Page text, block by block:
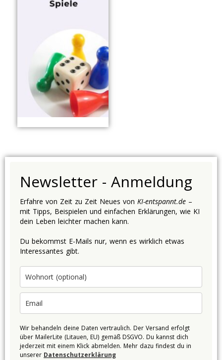
Newsletter - Anmeldung
Erfahre von Zeit zu Zeit Neues von KI-entspannt.de –
mit Tipps, Beispielen und einfachen Erklärungen, wie KI
dein Leben leichter machen kann.
Du bekommst E-Mails nur, wenn es wirklich etwas
Interessantes gibt.
Wir behandeln deine Daten vertraulich. Der Versand erfolgt
über MailerLite (Litauen, EU) gemäß DSGVO. Du kannst dich
jederzeit mit einem Klick abmelden. Mehr dazu findest du in
unserer Datenschutzerklärung